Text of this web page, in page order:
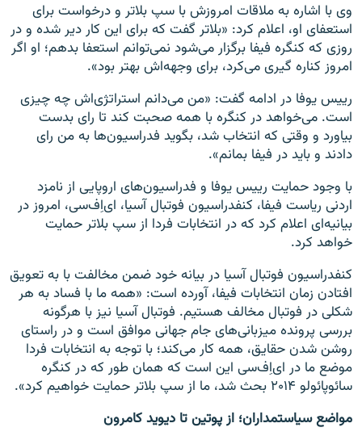
وی با اشاره به ملاقات امروزش با سپ بلاتر و درخواست برای
استعفای او،‌ اعلام کرد: ‌«بلاتر گفت که برای این کار دیر شده و در
روزی که کنگره فیفا برگزار می‌شود نمی‌توانم استعفا بدهم؛ او اگر
امروز کناره گیری می‌کرد، برای وجهه‌اش بهتر بود».
رییس یوفا در ادامه گفت: «من می‌دانم استراتژی‌اش چه چیزی
است. می‌خواهد در کنگره با همه صحبت کند تا رای بدست
بیاورد و وقتی که انتخاب شد، بگوید فدراسیون‌ها به من رای
دادند و باید در فیفا بمانم».
با وجود حمایت رییس یوفا و فدراسیون‌های اروپایی از نامزد
اردنی ریاست فیفا،‌ کنفدراسیون فوتبال آسیا، ‌ای‌اِف‌سی، امروز در
بیانیه‌ای اعلام کرد که در انتخابات فردا از سپ بلاتر حمایت
خواهد کرد.
کنفدراسیون فوتبال آسیا در بیانه خود ضمن مخالفت با به تعویق
افتادن زمان انتخابات فیفا، آورده است: «همه ما با فساد به هر
شکلی در فوتبال مخالف هستیم. فوتبال آسیا نیز با هرگونه
بررسی پرونده میزبانی‌های جام جهانی موافق است و در راستای
روشن شدن حقایق، همه کار می‌کند؛ با توجه به انتخابات فردا
موضع ما در ای‌اِف‌سی این است که همان طور که در کنگره
سائوپائولو ۲۰۱۴ بحث شد، ما از سپ بلاتر حمایت خواهیم کرد».
مواضع سیاستمداران؛ ‌از پوتین تا دیوید کامرون